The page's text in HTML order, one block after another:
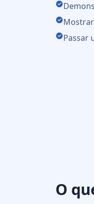
Passar
O